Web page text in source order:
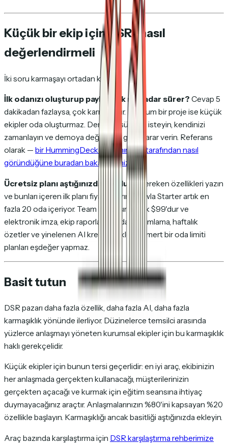
Küçük bir ekip için DSR'ı nasıl
değerlendirmeli
İki soru karmaşayı ortadan kaldırır:
İlk odanızı oluşturup paylaşmak ne kadar sürer? Cevap 5
dakikadan fazlaysa, çok karmaşıktır. Kurulum bir proje ise küçük
ekipler oda oluşturmaz. Deneme sürümü isteyin, kendinizi
zamanlayın ve demoya değil buna göre karar verin. Referans
olarak — bir HummingDeck odasının alıcı tarafından nasıl
göründüğüne buradan bakabilirsiniz .
Ücretsiz planı aştığınızda ne olur?
Gereken özellikleri yazın
ve bunları içeren ilk planı fiyatlandırın. Flowla Starter artık en
fazla 20 oda içeriyor. Team kişi başına aylık $99'dur ve
elektronik imza, ekip raporları, paydaş tanımlama, haftalık
özetler ve yinelenen AI kredileri ekler. Cömert bir oda limiti
planları eşdeğer yapmaz.
Basit tutun
DSR pazarı daha fazla özellik, daha fazla AI, daha fazla
karmaşıklık yönünde ilerliyor. Düzinelerce temsilci arasında
yüzlerce anlaşmayı yöneten kurumsal ekipler için bu karmaşıklık
haklı gerekçelidir.
Küçük ekipler için bunun tersi geçerlidir: en iyi araç, ekibinizin
her anlaşmada gerçekten kullanacağı, müşterilerinizin
gerçekten açacağı ve kurmak için eğitim seansına ihtiyaç
duymayacağınız araçtır. Anlaşmalarınızın %80'ini kapsayan %20
özellikle başlayın. Karmaşıklığı ancak basitliği aştığınızda ekleyin.
Araç bazında karşılaştırma için DSR karşılaştırma rehberimize